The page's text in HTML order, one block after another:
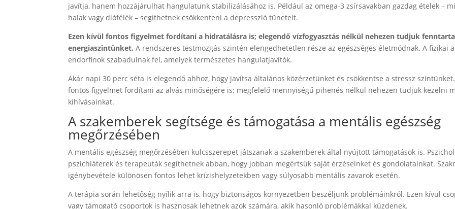
javítja, hanem hozzájárulhat hangulatunk stabilizálásához is. Például az omega-3 zsírsavakban gazdag ételek –
halak vagy diófélék – segíthetnek csökkenteni a depresszió tüneteit.
Ezen kívül fontos figyelmet fordítani a hidratálásra is; elegendő vízfogyasztás nélkül nehezen tudjuk
energiaszintünket. A rendszeres testmozgás szintén elengedhetetlen része az egészséges életmódnak. A fizikai
endorfinok szabadulnak fel, amelyek természetes hangulatjavítók.
Akár napi 30 perc séta is elegendő ahhoz, hogy javítsa általános közérzetünket és csökkentse a stressz
fontos figyelmet fordítani az alvás minőségére is; megfelelő mennyiségű pihenés nélkül nehezen tudjuk kezelni
kihívásainkat.
A szakemberek segítsége és támogatása a mentális egészség
megőrzésében
A mentális egészség megőrzésében kulcsszerepet játszanak a szakemberek által nyújtott támogatások is.
pszichiáterek és terapeuták segíthetnek abban, hogy jobban megértsük saját érzéseinket és gondolatainkat.
igénybevétele különösen fontos lehet krízishelyzetekben vagy súlyosabb mentális zavarok esetén.
A terápia során lehetőség nyílik arra is, hogy biztonságos környezetben beszéljünk problémáinkról. Ezen kívül
vagy támogató csoportok is hasznosak lehetnek azok számára, akik hasonló problémákkal küzdenek.